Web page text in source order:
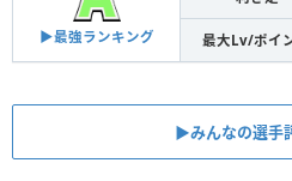
▶︎最強ランキング 最大Lv/ポイ
▶︎みんなの選手